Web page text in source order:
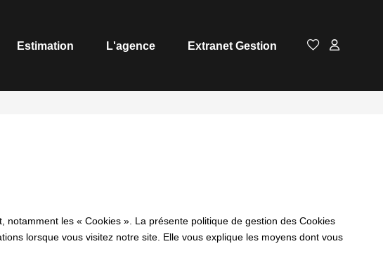
Estimation L'agence Extranet Gestion
les « Cookies ». La présente politique de gestion des Cookies
lorsque vous visitez notre site. Elle vous explique les moyens dont vous